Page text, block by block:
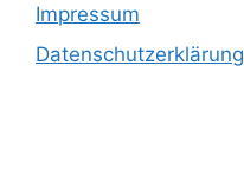
Impressum
Datenschutzerklärung